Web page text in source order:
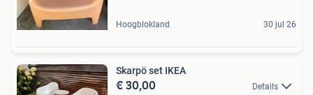
Hoogblokland 30 jul 26
Skarpö set IKEA
€ 30,00 Details